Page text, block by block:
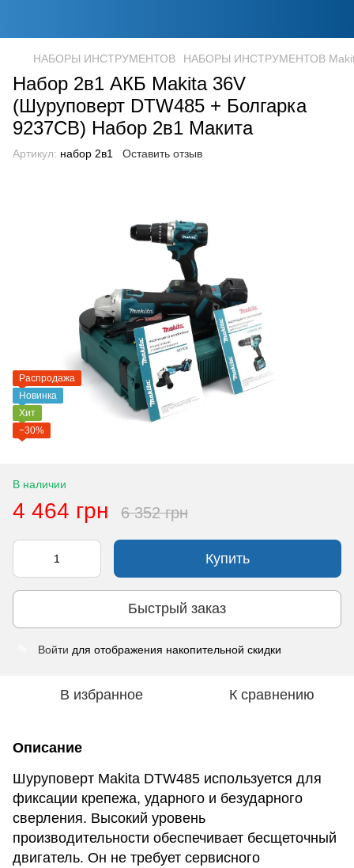
НАБОРЫ ИНСТРУМЕНТОВ НАБОРЫ ИНСТРУМЕНТОВ
Набор 2в1 АКБ Makita 36V
(Шуруповерт DTW485 + Болгарка
9237CB) Набор 2в1 Макита
Артикул: набор 2в1 Оставить отзыв
Распродажа
Новинка
Хит
−30%
В наличии
4 464 грн 6 352 грн
Купить
Быстрый заказ
Войти для отображения накопительной скидки
В избранное К сравнению
Описание
Шуруповерт Makita DTW485 используется для
фиксации крепежа, ударного и безударного
сверления. Высокий уровень
производительности обеспечивает бесщеточный
двигатель. Он не требует сервисного